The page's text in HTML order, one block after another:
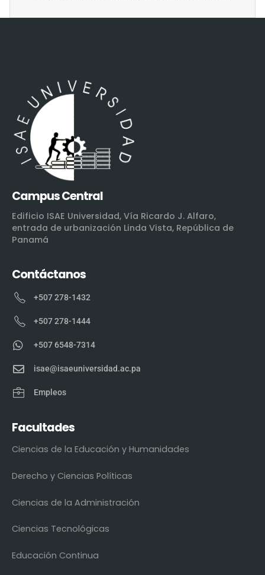
Campus Central
Edificio ISAE Universidad, Vía Ricardo J. Alfaro,
entrada de urbanización Linda Vista, República de
Panamá
Contáctanos
+507 278-1432
+507 278-1444
+507 6548-7314
isae@isaeuniversidad.ac.pa
Empleos
Facultades
Ciencias de la Educación y Humanidades
Derecho y Ciencias Políticas
Ciencias de la Administración
Ciencias Tecnológicas
Educación Continua